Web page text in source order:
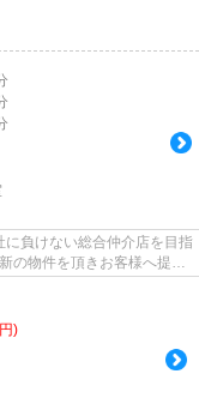
負けない総合仲介店を目指
の物件を頂きお客様へ提供
)